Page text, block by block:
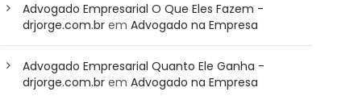
Advogado Empresarial O Que Eles Fazem -
drjorge.com.br emAdvogado na Empresa
Advogado Empresarial Quanto Ele Ganha -
drjorge.com.br emAdvogado na Empresa